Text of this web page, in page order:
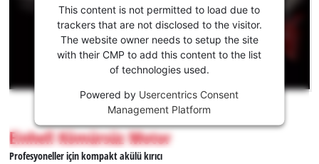
ihtiyacımız
content
permitted
to
This content is not permitted to load due to
trackers that are not disclosed to the visitor.
The website owner needs to setup the site
with their CMP to add this content to the list
of technologies used.
Powered by Usercentrics Consent
Management Platform
Einhell Kömürsüz Motor
Profesyoneller için kompakt akülü kırıcı